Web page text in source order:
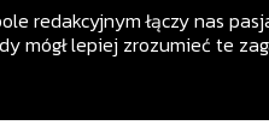
redakcyjnym łączy nas
mógł lepiej zrozumieć te